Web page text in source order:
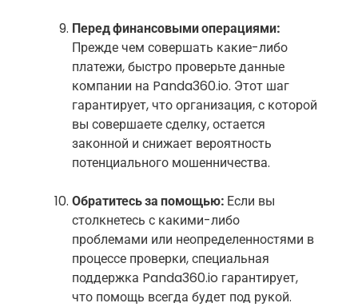
Перед финансовыми операциями:
Прежде чем совершать какие-либо
платежи, быстро проверьте данные
компании на Panda360.io. Этот шаг
гарантирует, что организация, с которой
вы совершаете сделку, остается
законной и снижает вероятность
потенциального мошенничества.
Обратитесь за помощью: Если вы
столкнетесь с какими-либо
проблемами или неопределенностями в
процессе проверки, специальная
поддержка Panda360.io гарантирует,
что помощь всегда будет под рукой.